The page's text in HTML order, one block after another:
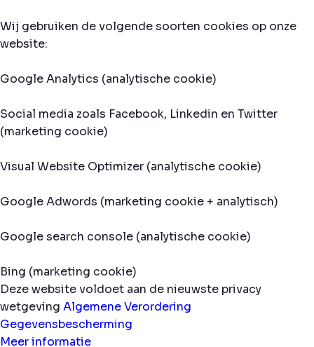
Wij gebruiken de volgende soorten cookies op onze
website:
Google Analytics (analytische cookie)
Social media zoals Facebook, Linkedin en Twitter
(marketing cookie)
Visual Website Optimizer (analytische cookie)
Google Adwords (marketing cookie + analytisch)
Google search console (analytische cookie)
Bing (marketing cookie)
Deze website voldoet aan de nieuwste privacy
wetgeving Algemene Verordering
Gegevensbescherming
Meer informatie